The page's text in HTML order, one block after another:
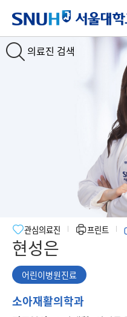
의료진 검색
현성은
관심의료진 프린트
어린이병원진료
어
소아재활의학과